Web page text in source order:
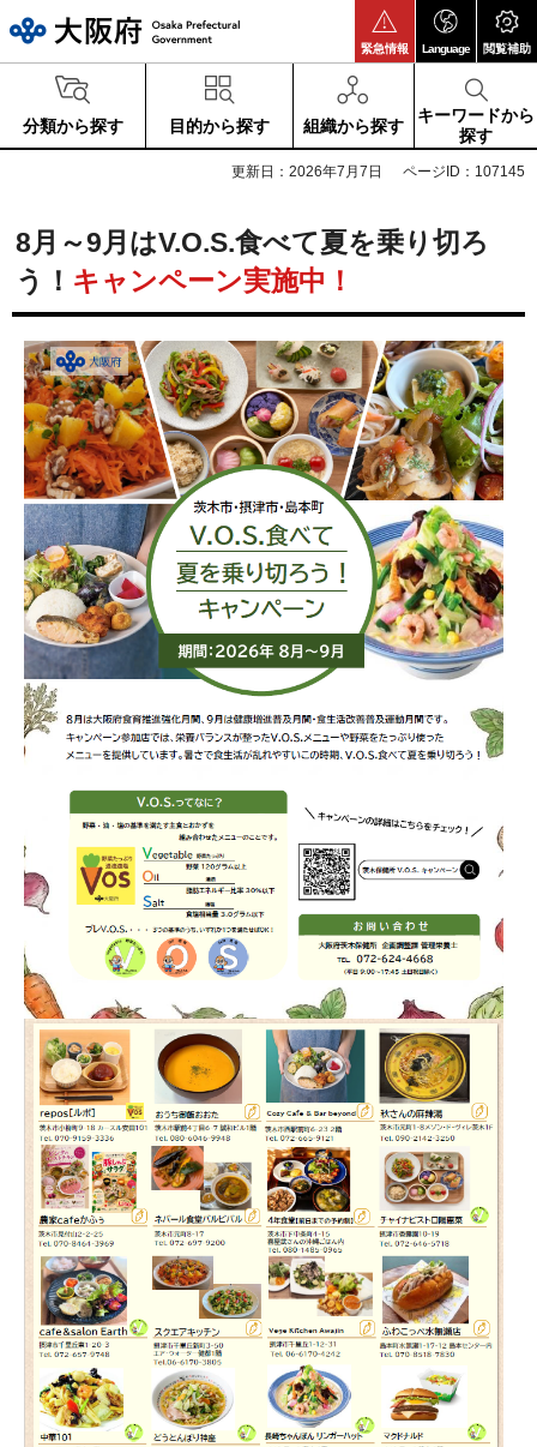
緊急情報 Language 閲覧補助
分類から探す 目的から探す 組織から探す
キーワードから
探す
更新日：2026年7月7日 ページID：107145
8月～9月はV.O.S.食べて夏を乗り切ろ
う！ キャンペーン実施中！